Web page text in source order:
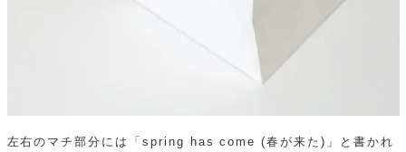
左右のマチ部分には「spring has come (春が来た)」と書かれ